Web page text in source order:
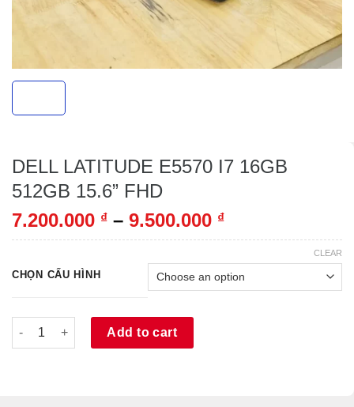
DELL LATITUDE E5570 I7 16GB
512GB 15.6” FHD
7.200.000 ₫ – 9.500.000 ₫
CHỌN CẤU HÌNH
CLEAR
DELL LATITUDE E5570 I7 16GB 512GB 15.6'' FHD quantity
Add to cart